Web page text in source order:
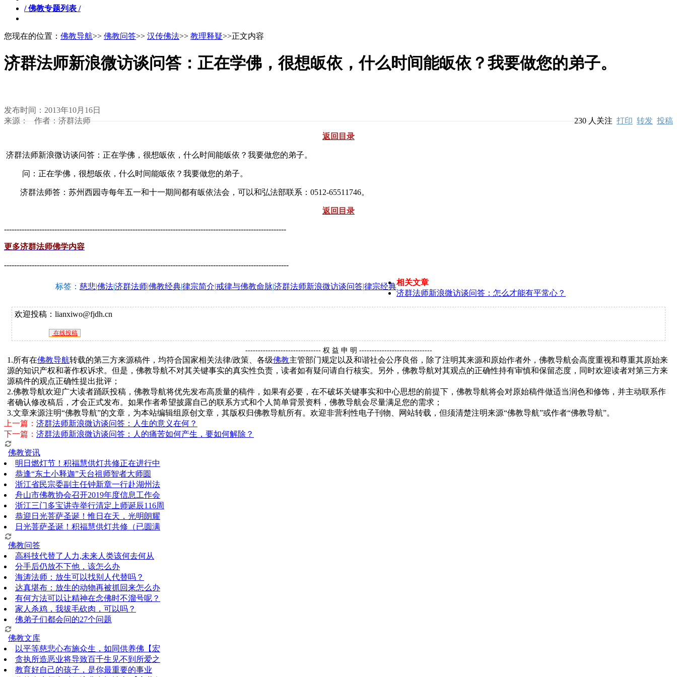
/ 佛教专题列表 /
您现在的位置： 佛教导航>> 佛教问答>> 汉传佛法>> 教理释疑>>正文内容
济群法师新浪微访谈问答：正在学佛，很想皈依，什么时间能皈依？我要做您的弟子。
发布时间：2013年10月16日
来源： 作者：济群法师
230人关注 打印 转发 投稿
返回目录
济群法师新浪微访谈问答：正在学佛，很想皈依，什么时间能皈依？我要做您的弟子。
问：正在学佛，很想皈依，什么时间能皈依？我要做您的弟子。
济群法师答：苏州西园寺每年五一和十一期间都有皈依法会，可以和弘法部联系：0512-65511746。
返回目录
----------------------------------------------------------------------------------------------------------------
更多济群法师佛学内容
-----------------------------------------------------------------------------------------------------------------
标签： 慈悲|佛法|济群法师|佛教经典|律宗简介|戒律与佛教命脉|济群法师新浪微访谈问答|律宗经典相关文章
济群法师新浪微访谈问答：怎么才能有平常心？
欢迎投稿：lianxiwo@fjdh.cn
在线投稿
------------------------------ 权 益 申 明 -----------------------------
1.所有在佛教导航转载的第三方来源稿件，均符合国家相关法律/政策、各级佛教主管部门规定以及和谐社会公序良俗，除了注明其来源和原始作者外，佛教导航会高度重视和尊重其原始来
源的知识产权和著作权诉求。但是，佛教导航不对其关键事实的真实性负责，读者如有疑问请自行核实。另外，佛教导航对其观点的正确性持有审慎和保留态度，同时欢迎读者对第三方来
源稿件的观点正确性提出批评；
2.佛教导航欢迎广大读者踊跃投稿，佛教导航将优先发布高质量的稿件，如果有必要，在不破坏关键事实和中心思想的前提下，佛教导航将会对原始稿件做适当润色和修饰，并主动联系作
者确认修改稿后，才会正式发布。如果作者希望披露自己的联系方式和个人简单背景资料，佛教导航会尽量满足您的需求；
3.文章来源注明“佛教导航”的文章，为本站编辑组原创文章，其版权归佛教导航所有。欢迎非营利性电子刊物、网站转载，但须清楚注明来源“佛教导航”或作者“佛教导航”。
上一篇： 济群法师新浪微访谈问答：人生的意义在何？
下一篇： 济群法师新浪微访谈问答：人的痛苦如何产生，要如何解除？
佛教资讯
明日燃灯节！积福慧供灯共修正在进行中
恭逢“东土小释迦”天台祖师智者大师圆
浙江省民宗委副主任钟新章一行赴湖州法
舟山市佛教协会召开2019年度信息工作会
浙江三门多宝讲寺举行清定上师诞辰116周
恭迎日光菩萨圣诞！惟日在天，光明朗耀
日光菩萨圣诞！积福慧供灯共修（已圆满
佛教问答
高科技代替了人力,未来人类该何去何从
分手后仍放不下他，该怎么办
海涛法师：放生可以找别人代替吗？
达真堪布：放生的动物再被抓回来怎么办
有何方法可以让精神在念佛时不溜号呢？
家人杀鸡，我拔毛砍肉，可以吗？
佛弟子们都会问的27个问题
佛教文库
以平等慈悲心布施众生，如同供养佛【宏
贪执所造恶业将导致百千生见不到所爱之
教育好自己的孩子，是你最重要的事业